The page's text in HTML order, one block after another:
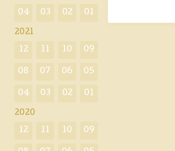
04 03 02 01
2021
12 11 10 09
08 07 06 05
04 03 02 01
2020
12 11 10 09